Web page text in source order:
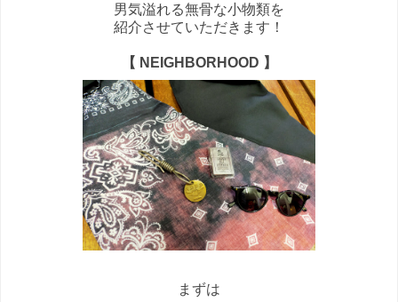
男気溢れる無骨な小物類を
紹介させていただきます！
【 NEIGHBORHOOD 】
まずは